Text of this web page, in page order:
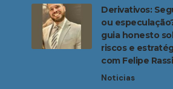
Derivativos:
ou
guia honesto
riscos e
com Felipe Rassi
Noticias